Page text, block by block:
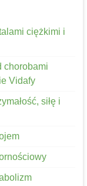
ciężkimi i
chorobami
Vidafy
siłę i